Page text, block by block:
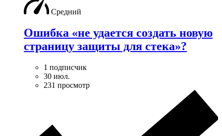
Средний
Ошибка «не удается создать новую
страницу защиты для стека»?
1 подписчик
30 июл.
231 просмотр